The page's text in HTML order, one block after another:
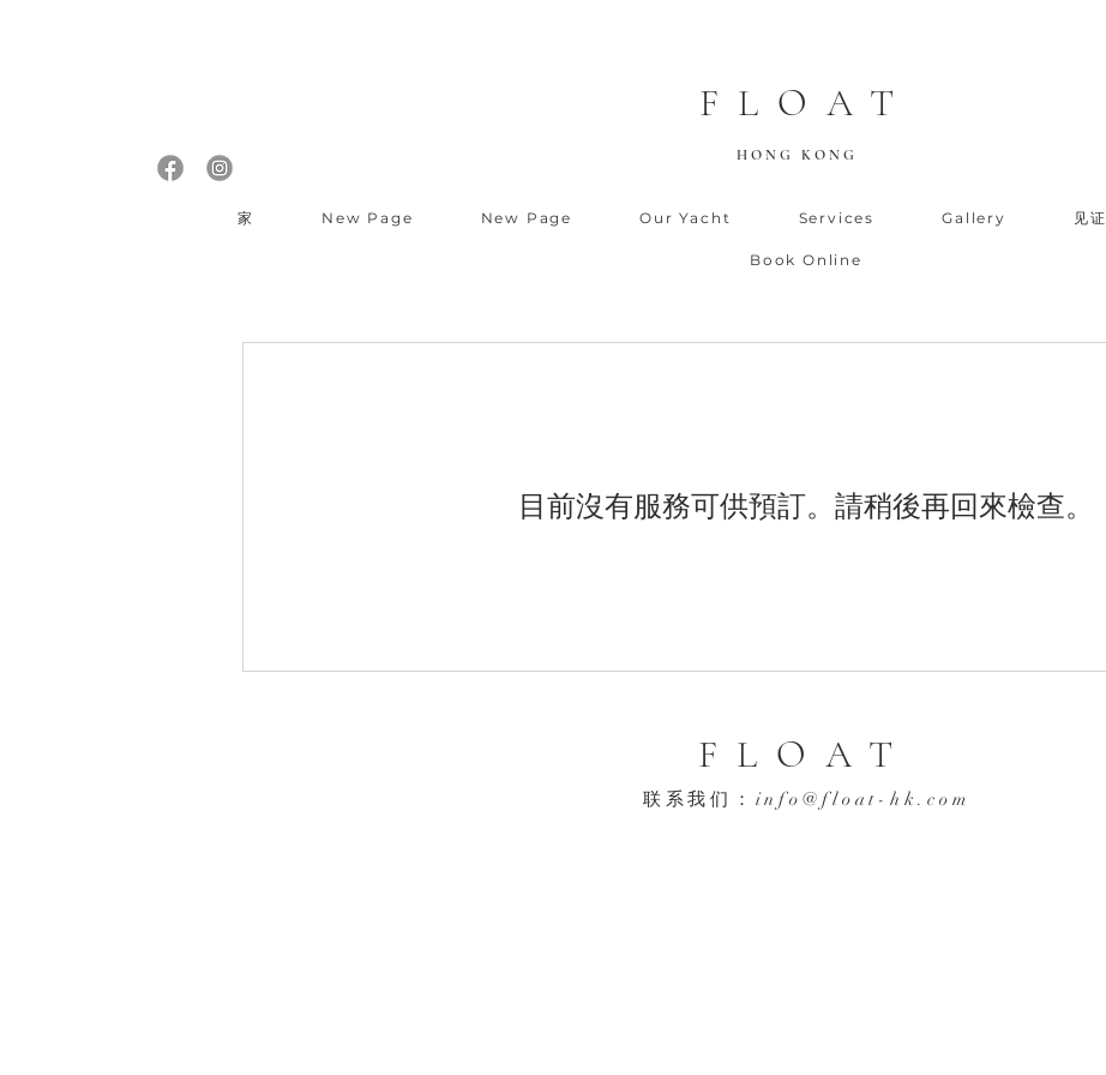
FLOAT
HONG KONG
家 New Page New Page Our Yacht Services Gallery 见证
Book Online
目前沒有服務可供預訂。請稍後再回來檢查。
FLOAT
联系我们： info@float-hk.com